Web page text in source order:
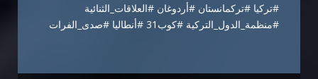
#تركيا #تركمانستان #أردوغان #العلاقات_الثنائية
#منظمة_الدول_التركية #كوب31 #أنطاليا #صدى_الفرات